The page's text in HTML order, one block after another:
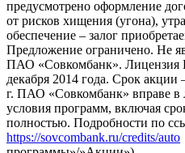
предусмотрено оформление
от рисков хищения (угона),
обеспечение – залог
Предложение ограничено. Не
ПАО «Совкомбанк». Лицензия
декабря 2014 года. Срок акции
г. ПАО «Совкомбанк» вправе в
условия программ, включая
полностью. Подробности по
https://sovcombank.ru/credits/auto